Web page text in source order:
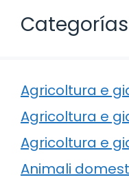
Categorías
Agricoltura e
Agricoltura e
Agricoltura e
Animali